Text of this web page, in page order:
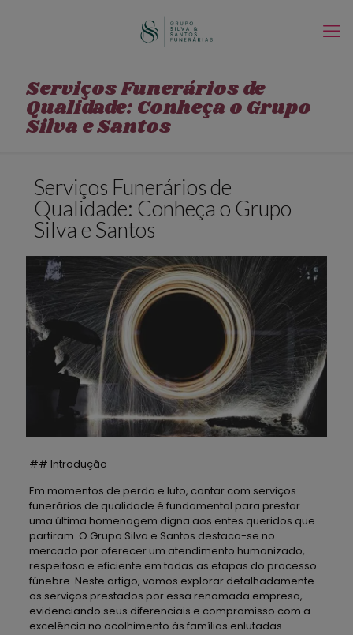
Serviços Funerários de
Qualidade: Conheça o Grupo
Silva e Santos
Serviços Funerários de
Qualidade: Conheça o Grupo
Silva e Santos
## Introdução
Em momentos de perda e luto, contar com serviços
funerários de qualidade é fundamental para prestar
uma última homenagem digna aos entes queridos que
partiram. O Grupo Silva e Santos destaca-se no
mercado por oferecer um atendimento humanizado,
respeitoso e eficiente em todas as etapas do processo
fúnebre. Neste artigo, vamos explorar detalhadamente
os serviços prestados por essa renomada empresa,
evidenciando seus diferenciais e compromisso com a
excelência no acolhimento às famílias enlutadas.